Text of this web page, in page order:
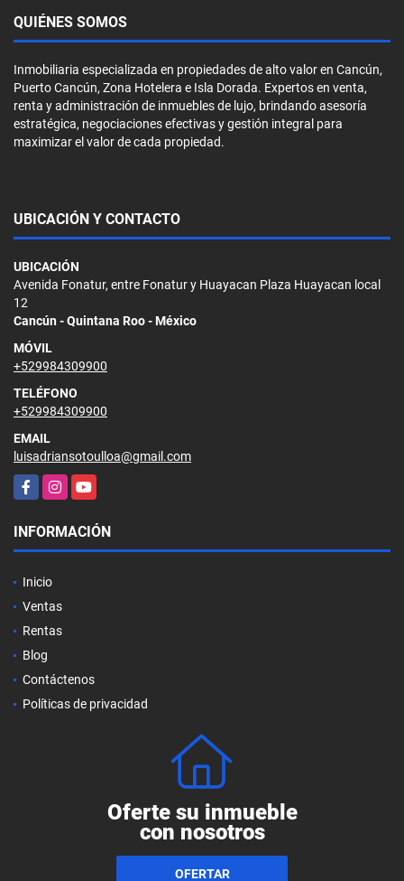
QUIÉNES SOMOS
Inmobiliaria especializada en propiedades de alto valor en Cancún,
Puerto Cancún, Zona Hotelera e Isla Dorada. Expertos en venta,
renta y administración de inmuebles de lujo, brindando asesoría
estratégica, negociaciones efectivas y gestión integral para
maximizar el valor de cada propiedad.
UBICACIÓN Y CONTACTO
UBICACIÓN
Avenida Fonatur, entre Fonatur y Huayacan Plaza Huayacan local
12
Cancún - Quintana Roo - México
MÓVIL
+529984309900
TELÉFONO
+529984309900
EMAIL
luisadriansotoulloa@gmail.com
FacebookInstagramYouTube
INFORMACIÓN
Inicio
Ventas
Rentas
Blog
Contáctenos
Políticas de privacidad
Oferte su inmueble
con nosotros
OFERTAR